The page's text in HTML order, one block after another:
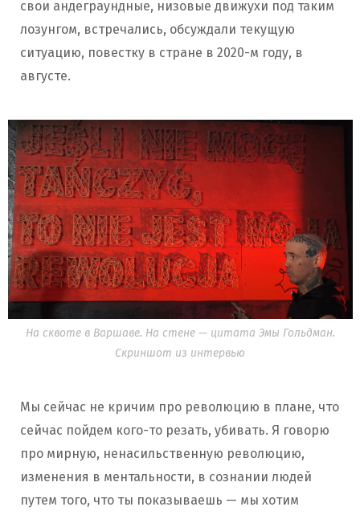
свои андеграундные, низовые движухи под таким
лозунгом, встречались, обсуждали текущую
ситуацию, повестку в стране в 2020-м году, в
августе.
На сквоте в Варшаве. На стене — цитата Эмы Гольдман.
Скриншот из интервью
Мы сейчас не кричим про революцию в плане, что
сейчас пойдем кого-то резать, убивать. Я говорю
про мирную, ненасильственную революцию,
изменения в ментальности, в сознании людей
путем того, что ты показываешь — мы хотим